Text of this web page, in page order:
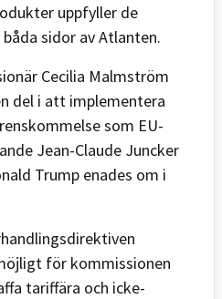
uppfyller de
sidor av Atlanten.
Cecilia Malmström
del i att implementera
som EU-
Jean-Claude Juncker
Trump enades om i
för kommissionen
tariffära och icke-